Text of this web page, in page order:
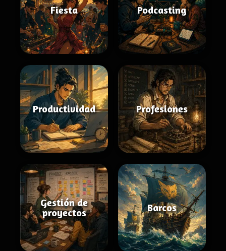
Fiesta Podcasting
Productividad Profesiones
Gestión de
proyectos
Barcos